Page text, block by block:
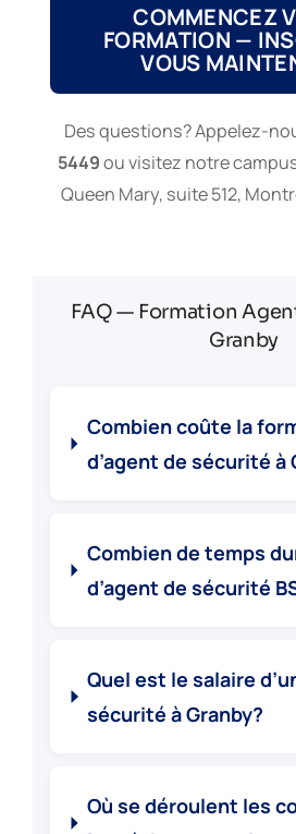
COMMENCEZ
FORMATION —
VOUS
Des questions? Appelez-
5449ou visitez notre
Queen Mary, suite 512,
FAQ — Formation
Granby
Combien coûte la
d’agent de sécurité à
Combien de temps
d’agent de sécurité
Quel est le salaire
sécurité à Granby?
Où se déroulent les